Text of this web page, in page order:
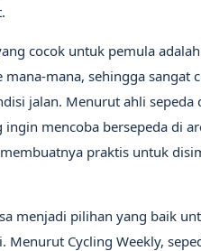
cocok untuk pemula
mana, sehingga sangat
jalan. Menurut ahli sepeda
mencoba bersepeda di
praktis untuk
menjadi pilihan yang baik
Menurut Cycling Weekly,